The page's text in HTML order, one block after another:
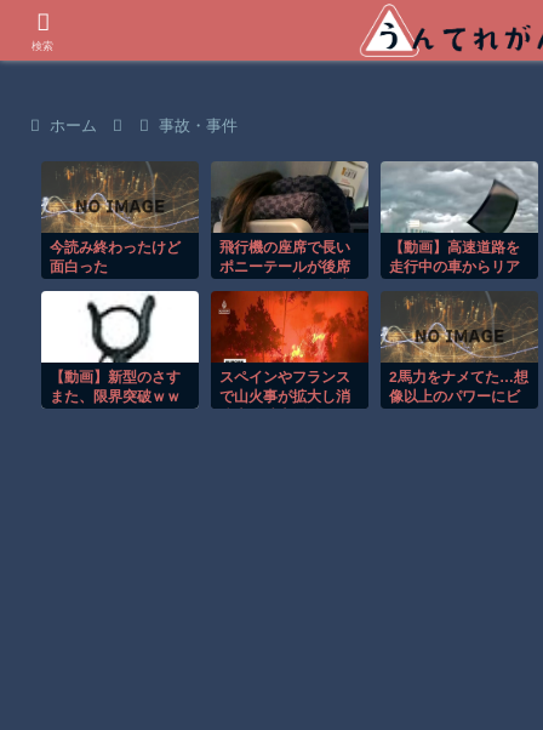
ホーム 事故・事件
今読み終わったけど
面白った
飛行機の座席で長い
ポニーテールが後席
行為！！
【動画】高速道路を
走行中の車からリア
事故(ﾟoﾟ)
【動画】新型のさす
また、限界突破ｗｗ
スペインやフランス
で山火事が拡大し消
2馬力をナメてた…想
像以上のパワーにビ
検索